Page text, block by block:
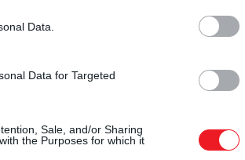
Data.
Data for Targeted
Sale, and/or Sharing
the Purposes for which it
Potter-sorozatban szerepelni
utolsó közös munkájuk után is